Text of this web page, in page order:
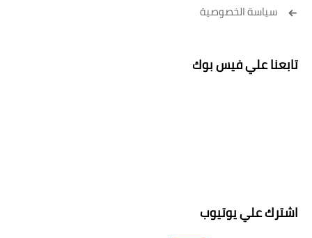
سياسة الخصوصية
تابعنا علي فيس بوك
اشترك علي يوتيوب